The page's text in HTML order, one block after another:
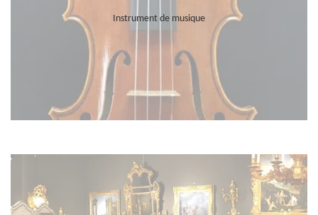
Instrument de musique